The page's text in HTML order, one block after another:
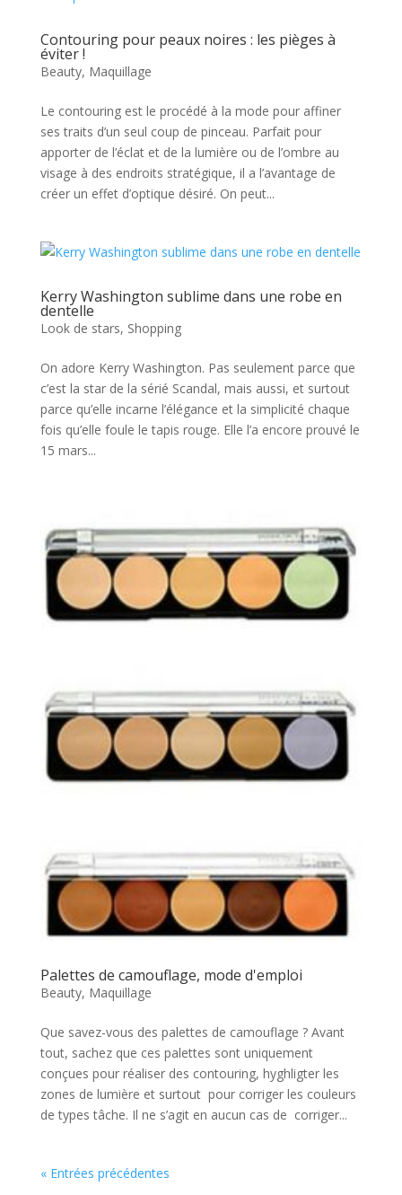
Contouring pour peaux noires : les pièges à
éviter !
Beauty, Maquillage
Le contouring est le procédé à la mode pour affiner
ses traits d’un seul coup de pinceau. Parfait pour
apporter de l’éclat et de la lumière ou de l’ombre au
visage à des endroits stratégique, il a l’avantage de
créer un effet d’optique désiré. On peut...
Kerry Washington sublime dans une robe en
dentelle
Look de stars, Shopping
On adore Kerry Washington. Pas seulement parce que
c’est la star de la sérié Scandal, mais aussi, et surtout
parce qu’elle incarne l’élégance et la simplicité chaque
fois qu’elle foule le tapis rouge. Elle l’a encore prouvé le
15 mars...
Palettes de camouflage, mode d'emploi
Beauty, Maquillage
Que savez-vous des palettes de camouflage ? Avant
tout, sachez que ces palettes sont uniquement
conçues pour réaliser des contouring, hyghligter les
zones de lumière et surtout pour corriger les couleurs
de types tâche. Il ne s’agit en aucun cas de corriger...
« Entrées précédentes